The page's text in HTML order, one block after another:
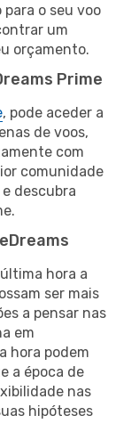
o seu voo
um
orçamento.
Prime
, pode aceder a
de voos,
com
comunidade
descubra
hora a
ser mais
a pensar nas
em
hora podem
a época de
nas
hipóteses